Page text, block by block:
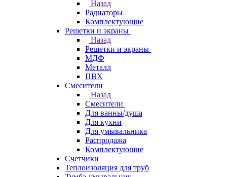
Назад
Радиаторы
Комплектующие
Решетки и экраны
Назад
Решетки и экраны
МДФ
Металл
ПВХ
Смесители
Назад
Смесители
Для ванны/душа
Для кухни
Для умывальника
Распродажа
Комплектующие
Счетчики
Теплоизоляция для труб